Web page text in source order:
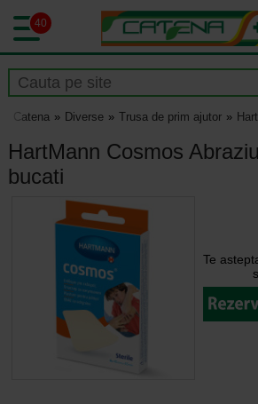
40
Catena Diverse Trusa de prim ajutor
HartMann Cosmos
bucati
Te